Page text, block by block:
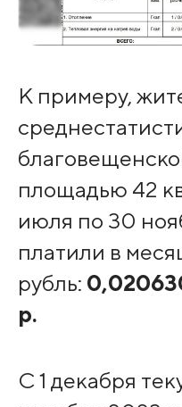
К примеру,
площадью 42
июля по 30
платили в
рубль:
р.
С 1 декабря